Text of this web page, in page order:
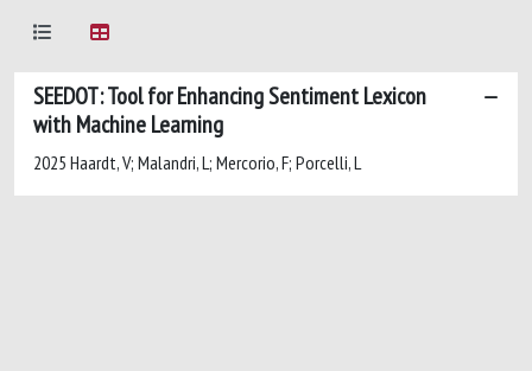
SEEDOT: Tool for Enhancing Sentiment Lexicon
with Machine Learning
2025 Haardt, V; Malandri, L; Mercorio, F; Porcelli, L